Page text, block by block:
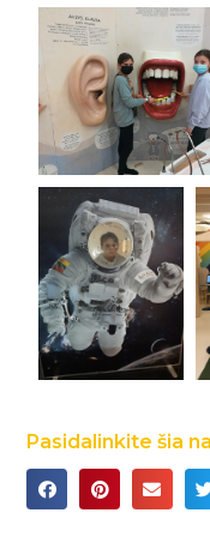
Pasidalinkite šia